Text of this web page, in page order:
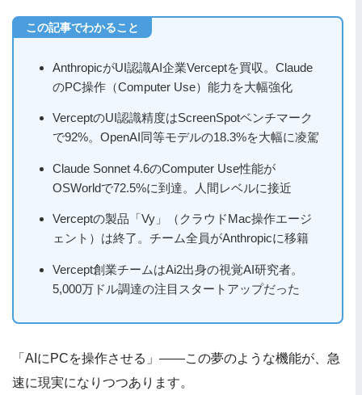
AnthropicがUI認識AI企業Verceptを買収。Claude
のPC操作（Computer Use）能力を大幅強化
VerceptのUI認識精度はScreenSpotベンチマーク
で92%。OpenAI同等モデルの18.3%を大幅に凌駕
Claude Sonnet 4.6のComputer Use性能が
OSWorldで72.5%に到達。人間レベルに接近
Verceptの製品「Vy」（クラウドMac操作エージ
ェント）は終了。チーム全員がAnthropicに移籍
Vercept創業チームはAi2出身の視覚AI研究者。
5,000万ドル調達の注目スタートアップだった
「AIにPCを操作させる」——この夢のような機能が、急
速に現実になりつつあります。